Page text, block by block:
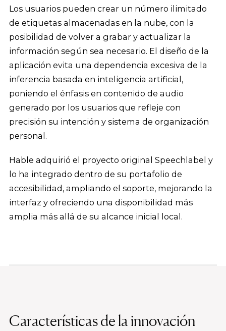
Los usuarios pueden crear un número ilimitado
de etiquetas almacenadas en la nube, con la
posibilidad de volver a grabar y actualizar la
información según sea necesario. El diseño de la
aplicación evita una dependencia excesiva de la
inferencia basada en inteligencia artificial,
poniendo el énfasis en contenido de audio
generado por los usuarios que refleje con
precisión su intención y sistema de organización
personal.
Hable adquirió el proyecto original Speechlabel y
lo ha integrado dentro de su portafolio de
accesibilidad, ampliando el soporte, mejorando la
interfaz y ofreciendo una disponibilidad más
amplia más allá de su alcance inicial local.
Características de la innovación